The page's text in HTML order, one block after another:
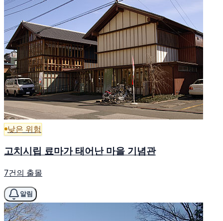
낮은 위험
고치시립 료마가 태어난 마을 기념관
7건의 출몰
알림